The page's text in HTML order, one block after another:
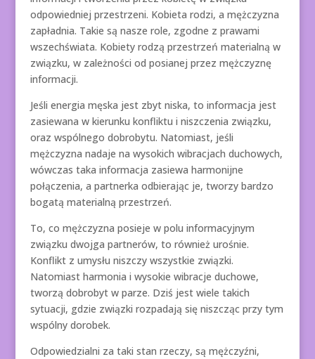
odpowiedniej przestrzeni. Kobieta rodzi, a mężczyzna
zapładnia. Takie są nasze role, zgodne z prawami
wszechświata. Kobiety rodzą przestrzeń materialną w
związku, w zależności od posianej przez mężczyznę
informacji.
Jeśli energia męska jest zbyt niska, to informacja jest
zasiewana w kierunku konfliktu i niszczenia związku,
oraz wspólnego dobrobytu. Natomiast, jeśli
mężczyzna nadaje na wysokich wibracjach duchowych,
wówczas taka informacja zasiewa harmonijne
połączenia, a partnerka odbierając je, tworzy bardzo
bogatą materialną przestrzeń.
To, co mężczyzna posieje w polu informacyjnym
związku dwojga partnerów, to również urośnie.
Konflikt z umysłu niszczy wszystkie związki.
Natomiast harmonia i wysokie wibracje duchowe,
tworzą dobrobyt w parze. Dziś jest wiele takich
sytuacji, gdzie związki rozpadają się niszcząc przy tym
wspólny dorobek.
Odpowiedzialni za taki stan rzeczy, są mężczyźni,